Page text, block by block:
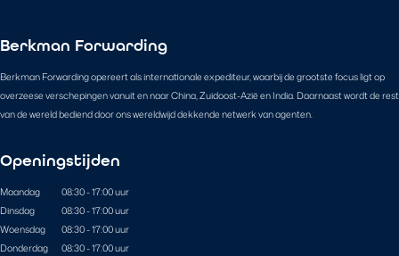
Berkman Forwarding
Berkman Forwarding opereert als internationale expediteur, waarbij de grootste focus ligt op
overzeese verschepingen vanuit en naar China, Zuidoost-Azië en India. Daarnaast wordt de rest
van de wereld bediend door ons wereldwijd dekkende netwerk van agenten.
Openingstijden
Maandag
08:30 - 17:00 uur
Dinsdag
08:30 - 17:00 uur
Woensdag
08:30 - 17:00 uur
Donderdag
08:30 - 17:00 uur